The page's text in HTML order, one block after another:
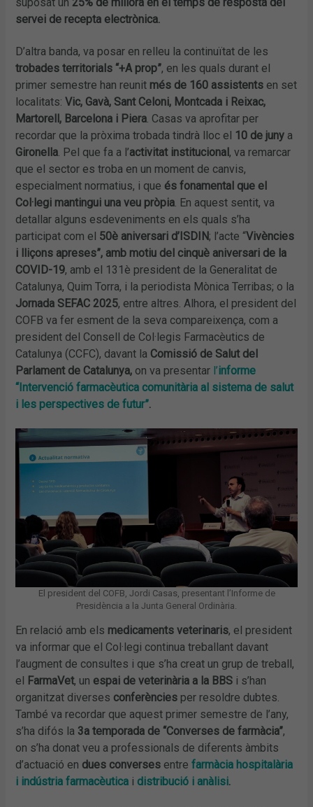
servei de recepta electrònica.
D’altra banda, va posar en relleu la continuïtat de les
trobades territorials “+A prop”, en les quals durant el
primer semestre han reunit més de 160 assistents en set
localitats:Vic, Gavà, Sant Celoni, Montcada i Reixac,
Martorell, Barcelona i Piera. Casas va aprofitar per
recordar que la pròxima trobada tindrà lloc el 10 de juny a
Gironella. Pel que fa a l’activitat institucional, va remarcar
que el sector es troba en un moment de canvis,
especialment normatius, i que és fonamental que el
Col·legi mantingui una veu pròpia. En aquest sentit, va
detallar alguns esdeveniments en els quals s’ha
participat com el 50è aniversari d’ISDIN; l’acte “Vivències
i lliçons apreses”, amb motiu del cinquè aniversari de la
COVID-19, amb el 131è president de la Generalitat de
Catalunya, Quim Torra, i la periodista Mònica Terribas; o la
Jornada SEFAC 2025, entre altres. Alhora, el president del
COFB va fer esment de la seva compareixença, com a
president del Consell de Col·legis Farmacèutics de
Catalunya (CCFC), davant la Comissió de Salut del
Parlament de Catalunya, on va presentar l’informe
“Intervenció farmacèutica comunitària al sistema de salut
i les perspectives de futur”.
El president del COFB, Jordi Casas, presentant l’Informe de
Presidència a la Junta General Ordinària.
En relació amb els medicaments veterinaris, el president
va informar que el Col·legi continua treballant davant
l’augment de consultes i que s’ha creat un grup de treball,
el FarmaVet, un espai de veterinària a la BBS i s’han
organitzat diverses conferències per resoldre dubtes.
També va recordar que aquest primer semestre de l’any,
s’ha difós la 3a temporada de “Converses de farmàcia”,
on s’ha donat veu a professionals de diferents àmbits
d’actuació en dues converses entrefarmàcia hospitalària
i indústria farmacèutica idistribució i anàlisi.